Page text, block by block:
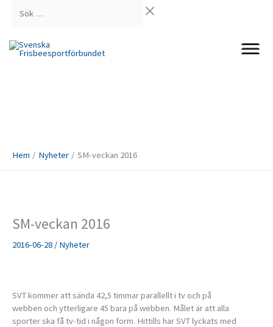
…
Hem Nyheter SM-veckan 2016
SM-veckan 2016
2016-06-28 / Nyheter
SVT kommer att sända 42,5 timmar parallellt i tv och på
webben och ytterligare 45 bara på webben. Målet är att alla
sporter ska få tv-tid i någon form. Hittills har SVT lyckats med